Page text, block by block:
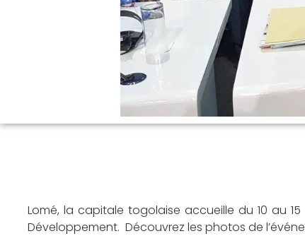
Lomé, la capitale togolaise accueille du 10 au
Développement. Découvrez les photos de